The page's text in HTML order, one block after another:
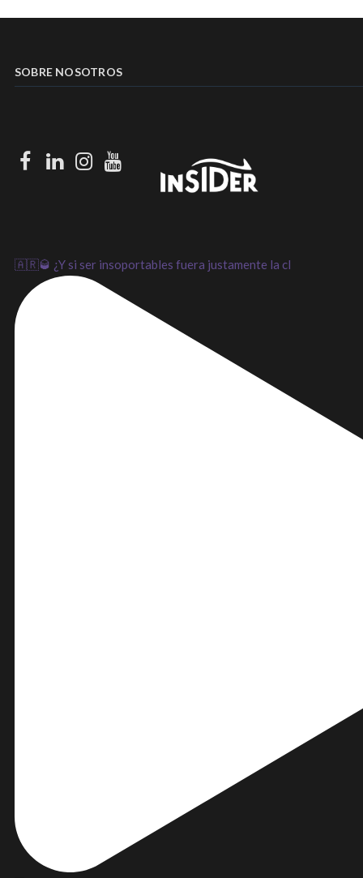
SOBRE NOSOTROS
Facebook
LinkedIn
Instagram
Youtube
🇦🇷🥃 ¿Y si ser insoportables fuera justamente la cl